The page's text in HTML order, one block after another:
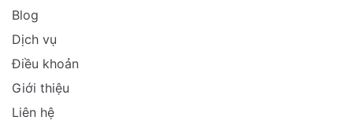
Blog
Dịch vụ
Điều khoản
Giới thiệu
Liên hệ